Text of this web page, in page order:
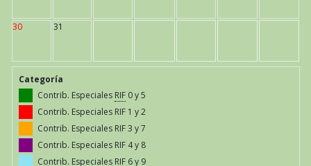
30 31
Categoría
Contrib. Especiales RIF 0 y 5
Contrib. Especiales RIF 1 y 2
Contrib. Especiales RIF 3 y 7
Contrib. Especiales RIF 4 y 8
Contrib. Especiales RIF 6 y 9